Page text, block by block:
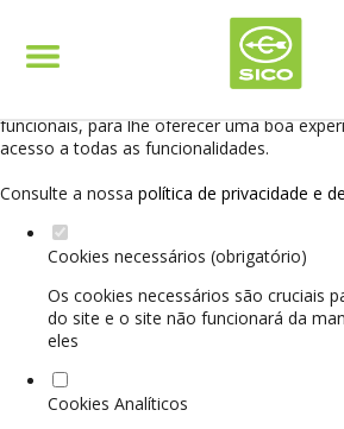
Defina as suas preferências de
website.
funcionais, para lhe oferecer uma boa
acesso a todas as funcionalidades.
Consulte a nossa política de privacidade e
Cookies necessários (obrigatório)
Os cookies necessários são cruciais
do site e o site não funcionará da
eles
Cookies Analíticos